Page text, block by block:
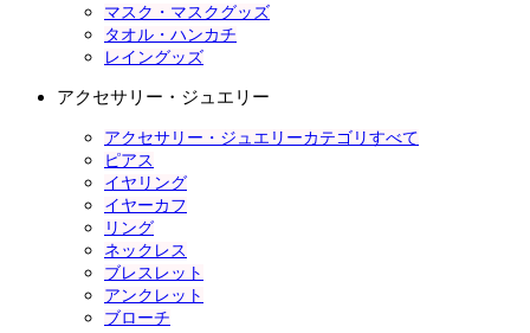
マスク・マスクグッズ
タオル・ハンカチ
レイングッズ
アクセサリー・ジュエリー
アクセサリー・ジュエリーカテゴリすべて
ピアス
イヤリング
イヤーカフ
リング
ネックレス
ブレスレット
アンクレット
ブローチ